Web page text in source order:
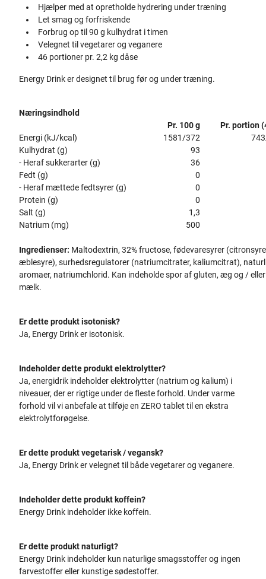
Hjælper med at opretholde hydrering under træning
Let smag og forfriskende
Forbrug op til 90 g kulhydrat i timen
Velegnet til vegetarer og veganere
46 portioner pr. 2,2 kg dåse
Energy Drink er designet til brug før og under træning.
Næringsindhold
Pr. 100 g
Pr. portion
Energi (kJ/kcal)
1581/372
Kulhydrat (g)
93
- Heraf sukkerarter (g)
36
Fedt (g)
0
- Heraf mættede fedtsyrer (g)
0
Protein (g)
0
Salt (g)
1,3
Natrium (mg)
500
Ingredienser: Maltodextrin, 32% fructose, fødevaresyrer
æblesyre), surhedsregulatorer (natriumcitrater, kaliumcitrat),
aromaer, natriumchlorid. Kan indeholde spor af gluten, æg og / eller
mælk.
Er dette produkt isotonisk?
Ja, Energy Drink er isotonisk.
Indeholder dette produkt elektrolytter?
Ja, energidrik indeholder elektrolytter (natrium og kalium) i
niveauer, der er rigtige under de fleste forhold. Under varme
forhold vil vi anbefale at tilføje en ZERO tablet til en ekstra
elektrolytforøgelse.
Er dette produkt vegetarisk / vegansk?
Ja, Energy Drink er velegnet til både vegetarer og veganere.
Indeholder dette produkt koffein?
Energy Drink indeholder ikke koffein.
Er dette produkt naturligt?
Energy Drink indeholder kun naturlige smagsstoffer og ingen
farvestoffer eller kunstige sødestoffer.